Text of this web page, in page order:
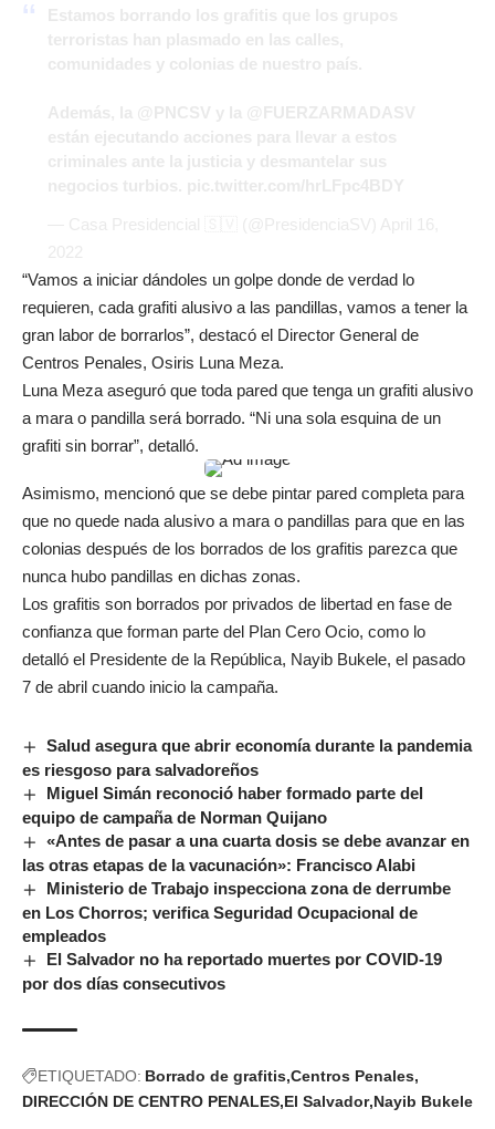
“Vamos a iniciar dándoles un golpe donde de verdad lo
requieren, cada grafiti alusivo a las pandillas, vamos a tener la
gran labor de borrarlos”, destacó el Director General de
Centros Penales, Osiris Luna Meza.
Luna Meza aseguró que toda pared que tenga un grafiti alusivo
a mara o pandilla será borrado. “Ni una sola esquina de un
grafiti sin borrar”, detalló.
Asimismo, mencionó que se debe pintar pared completa para
que no quede nada alusivo a mara o pandillas para que en las
colonias después de los borrados de los grafitis parezca que
nunca hubo pandillas en dichas zonas.
Los grafitis son borrados por privados de libertad en fase de
confianza que forman parte del Plan Cero Ocio, como lo
detalló el Presidente de la República, Nayib Bukele, el pasado
7 de abril cuando inicio la campaña.
Salud asegura que abrir economía durante la pandemia
es riesgoso para salvadoreños
Miguel Simán reconoció haber formado parte del
equipo de campaña de Norman Quijano
«Antes de pasar a una cuarta dosis se debe avanzar en
las otras etapas de la vacunación»: Francisco Alabi
Ministerio de Trabajo inspecciona zona de derrumbe
en Los Chorros; verifica Seguridad Ocupacional de
empleados
El Salvador no ha reportado muertes por COVID-19
por dos días consecutivos
ETIQUETADO: Borrado de grafitis Centros Penales
DIRECCIÓN DE CENTRO PENALES El Salvador Nayib Bukele